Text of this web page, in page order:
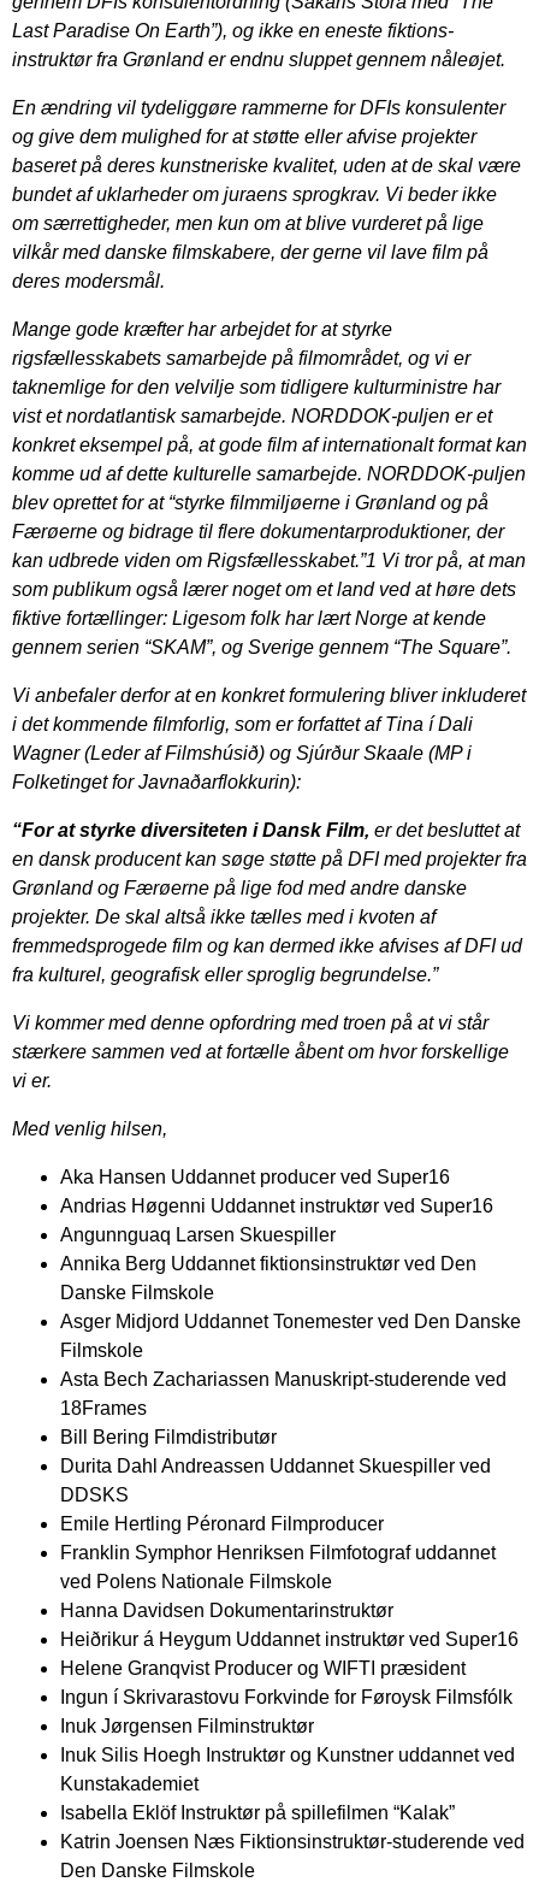
Last Paradise On Earth”), og ikke en eneste fiktions-
instruktør fra Grønland er endnu sluppet gennem nåleøjet.
En ændring vil tydeliggøre rammerne for DFIs konsulenter
og give dem mulighed for at støtte eller afvise projekter
baseret på deres kunstneriske kvalitet, uden at de skal være
bundet af uklarheder om juraens sprogkrav. Vi beder ikke
om særrettigheder, men kun om at blive vurderet på lige
vilkår med danske filmskabere, der gerne vil lave film på
deres modersmål.
Mange gode kræfter har arbejdet for at styrke
rigsfællesskabets samarbejde på filmområdet, og vi er
taknemlige for den velvilje som tidligere kulturministre har
vist et nordatlantisk samarbejde. NORDDOK-puljen er et
konkret eksempel på, at gode film af internationalt format kan
komme ud af dette kulturelle samarbejde. NORDDOK-puljen
blev oprettet for at “styrke filmmiljøerne i Grønland og på
Færøerne og bidrage til flere dokumentarproduktioner, der
kan udbrede viden om Rigsfællesskabet.”1 Vi tror på, at man
som publikum også lærer noget om et land ved at høre dets
fiktive fortællinger: Ligesom folk har lært Norge at kende
gennem serien “SKAM”, og Sverige gennem “The Square”.
Vi anbefaler derfor at en konkret formulering bliver inkluderet
i det kommende filmforlig, som er forfattet af Tina í Dali
Wagner (Leder af Filmshúsið) og Sjúrður Skaale (MP i
Folketinget for Javnaðarflokkurin):
“For at styrke diversiteten i Dansk Film, er det besluttet at
en dansk producent kan søge støtte på DFI med projekter fra
Grønland og Færøerne på lige fod med andre danske
projekter. De skal altså ikke tælles med i kvoten af
fremmedsprogede film og kan dermed ikke afvises af DFI ud
fra kulturel, geografisk eller sproglig begrundelse.”
Vi kommer med denne opfordring med troen på at vi står
stærkere sammen ved at fortælle åbent om hvor forskellige
vi er.
Med venlig hilsen,
Aka Hansen Uddannet producer ved Super16
Andrias Høgenni Uddannet instruktør ved Super16
Angunnguaq Larsen Skuespiller
Annika Berg Uddannet fiktionsinstruktør ved Den
Danske Filmskole
Asger Midjord Uddannet Tonemester ved Den Danske
Filmskole
Asta Bech Zachariassen Manuskript-studerende ved
18Frames
Bill Bering Filmdistributør
Durita Dahl Andreassen Uddannet Skuespiller ved
DDSKS
Emile Hertling Péronard Filmproducer
Franklin Symphor Henriksen Filmfotograf uddannet
ved Polens Nationale Filmskole
Hanna Davidsen Dokumentarinstruktør
Heiðrikur á Heygum Uddannet instruktør ved Super16
Helene Granqvist Producer og WIFTI præsident
Ingun í Skrivarastovu Forkvinde for Føroysk Filmsfólk
Inuk Jørgensen Filminstruktør
Inuk Silis Hoegh Instruktør og Kunstner uddannet ved
Kunstakademiet
Isabella Eklöf Instruktør på spillefilmen “Kalak”
Katrin Joensen Næs Fiktionsinstruktør-studerende ved
Den Danske Filmskole